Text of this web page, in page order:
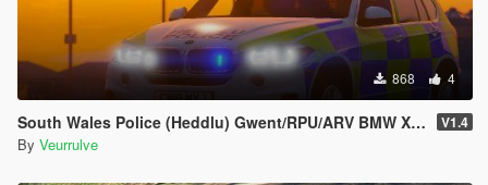
868 4
South Wales Police (Heddlu) Gwent/RPU/ARV BMW X5 (4 PACK) V1.4
By Veurrulve